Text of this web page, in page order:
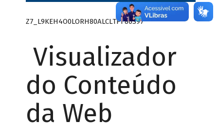
Z7_L9KEH4O0LORH80ALCLTPF80S97
Visualizador
do Conteúdo
da Web